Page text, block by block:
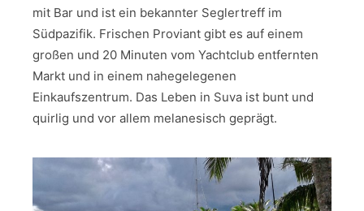
mit Bar und ist ein bekannter Seglertreff im
Südpazifik. Frischen Proviant gibt es auf einem
großen und 20 Minuten vom Yachtclub entfernten
Markt und in einem nahegelegenen
Einkaufszentrum. Das Leben in Suva ist bunt und
quirlig und vor allem melanesisch geprägt.